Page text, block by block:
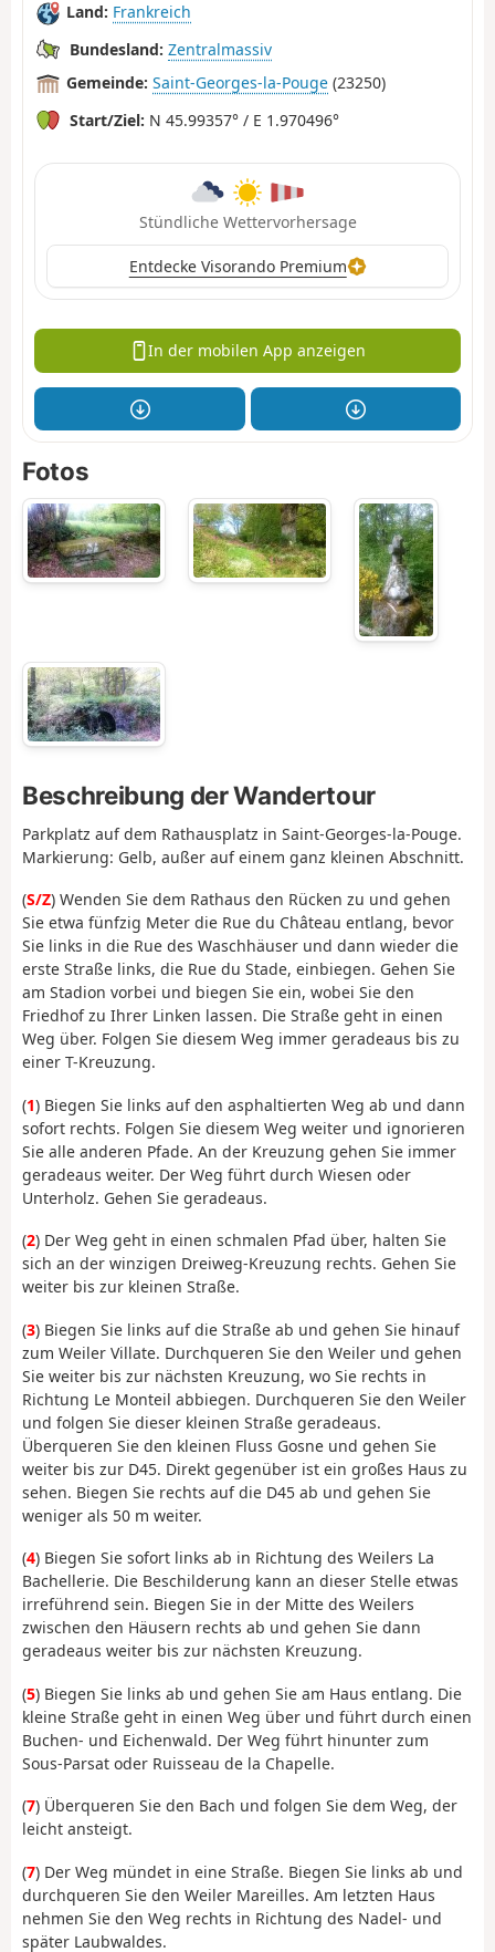
Land: Frankreich
Bundesland: Zentralmassiv
Gemeinde: Saint-Georges-la-Pouge (23250)
Start/Ziel: N 45.99357° / E 1.970496°
Stündliche Wettervorhersage
Entdecke Visorando Premium
In der mobilen App anzeigen
Fotos
Beschreibung der Wandertour
Parkplatz auf dem Rathausplatz in Saint-Georges-la-Pouge.
Markierung: Gelb, außer auf einem ganz kleinen Abschnitt.
(S/Z) Wenden Sie dem Rathaus den Rücken zu und gehen
Sie etwa fünfzig Meter die Rue du Château entlang, bevor
Sie links in die Rue des Waschhäuser und dann wieder die
erste Straße links, die Rue du Stade, einbiegen. Gehen Sie
am Stadion vorbei und biegen Sie ein, wobei Sie den
Friedhof zu Ihrer Linken lassen. Die Straße geht in einen
Weg über. Folgen Sie diesem Weg immer geradeaus bis zu
einer T-Kreuzung.
(1) Biegen Sie links auf den asphaltierten Weg ab und dann
sofort rechts. Folgen Sie diesem Weg weiter und ignorieren
Sie alle anderen Pfade. An der Kreuzung gehen Sie immer
geradeaus weiter. Der Weg führt durch Wiesen oder
Unterholz. Gehen Sie geradeaus.
(2) Der Weg geht in einen schmalen Pfad über, halten Sie
sich an der winzigen Dreiweg-Kreuzung rechts. Gehen Sie
weiter bis zur kleinen Straße.
(3) Biegen Sie links auf die Straße ab und gehen Sie hinauf
zum Weiler Villate. Durchqueren Sie den Weiler und gehen
Sie weiter bis zur nächsten Kreuzung, wo Sie rechts in
Richtung Le Monteil abbiegen. Durchqueren Sie den Weiler
und folgen Sie dieser kleinen Straße geradeaus.
Überqueren Sie den kleinen Fluss Gosne und gehen Sie
weiter bis zur D45. Direkt gegenüber ist ein großes Haus zu
sehen. Biegen Sie rechts auf die D45 ab und gehen Sie
weniger als 50 m weiter.
(4) Biegen Sie sofort links ab in Richtung des Weilers La
Bachellerie. Die Beschilderung kann an dieser Stelle etwas
irreführend sein. Biegen Sie in der Mitte des Weilers
zwischen den Häusern rechts ab und gehen Sie dann
geradeaus weiter bis zur nächsten Kreuzung.
(5) Biegen Sie links ab und gehen Sie am Haus entlang. Die
kleine Straße geht in einen Weg über und führt durch einen
Buchen- und Eichenwald. Der Weg führt hinunter zum
Sous-Parsat oder Ruisseau de la Chapelle.
(7) Überqueren Sie den Bach und folgen Sie dem Weg, der
leicht ansteigt.
(7) Der Weg mündet in eine Straße. Biegen Sie links ab und
durchqueren Sie den Weiler Mareilles. Am letzten Haus
nehmen Sie den Weg rechts in Richtung des Nadel- und
später Laubwaldes.